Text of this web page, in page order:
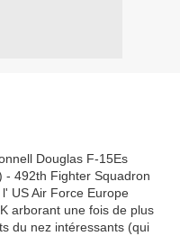
Douglas F-15Es
- 492th Fighter Squadron
US Air Force Europe
arborant une fois de plus
du nez ​​intéressants (qui